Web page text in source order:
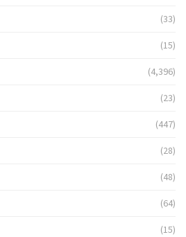
(33)
(15)
(4,396)
(23)
(447)
(28)
(48)
(64)
(15)